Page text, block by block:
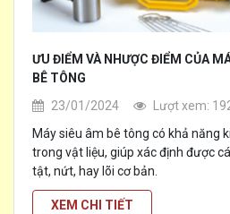
ƯU ĐIỂM VÀ NHƯỢC ĐIỂM CỦA
BÊ TÔNG
23/01/2024
Lượt xem:
Máy siêu âm bê tông có khả năng
trong vật liệu, giúp xác định được
tật, nứt, hay lõi cơ bản.
[...]
XEM CHI TIẾT